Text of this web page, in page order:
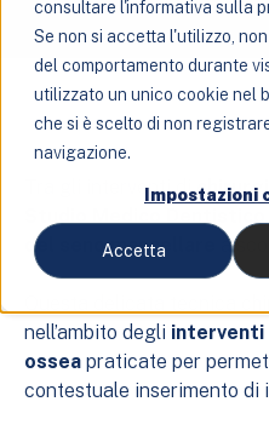
consultare l'informativa sulla
Se non si accetta l'utilizzo,
del comportamento durante
utilizzato un unico cookie nel
che si è scelto di non
navigazione.
Impostazioni
Accetta
Tra gli interventi di
del seno mascellare
a
nell’ambito degli interventi
ossea praticate per
contestuale inserimento di